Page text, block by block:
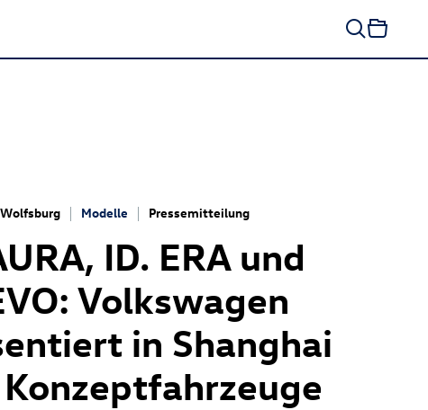
Wolfsburg Modelle Pressemitteilung
ID. ERA und
Volkswagen
in Shanghai